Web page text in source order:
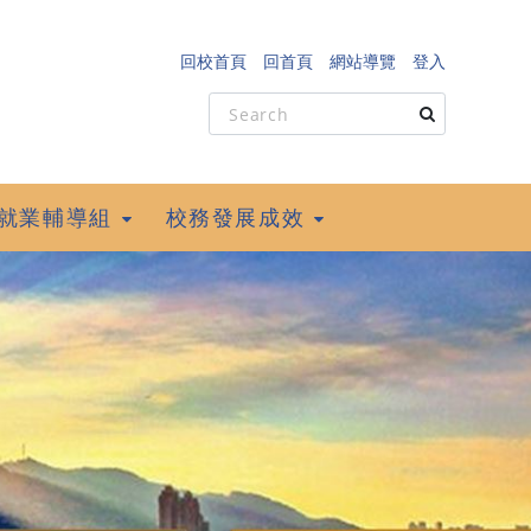
回校首頁 回首頁 網站導覽 登入
業輔導組 校務發展成效